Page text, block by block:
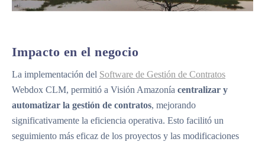
Impacto en el negocio
La implementación del Software de Gestión de Contratos
Webdox CLM, permitió a Visión Amazonía centralizar y
automatizar la gestión de contratos, mejorando
significativamente la eficiencia operativa. Esto facilitó un
seguimiento más eficaz de los proyectos y las modificaciones